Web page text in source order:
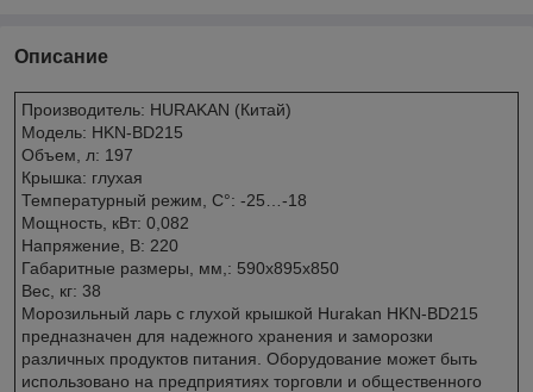
Описание
Производитель: HURAKAN (Китай)
Модель: HKN-BD215
Объем, л: 197
Крышка: глухая
Температурный режим, C°: -25…-18
Мощность, кВт: 0,082
Напряжение, В: 220
Габаритные размеры, мм,: 590x895x850
Вес, кг: 38
Морозильный ларь с глухой крышкой Hurakan HKN-BD215
предназначен для надежного хранения и заморозки
различных продуктов питания. Оборудование может быть
использовано на предприятиях торговли и общественного